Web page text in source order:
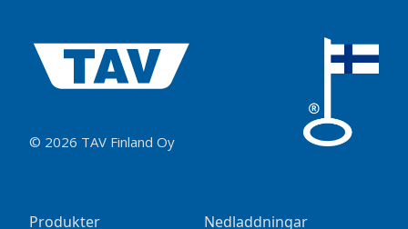
© 2026 TAV Finland Oy
Produkter Nedladdningar